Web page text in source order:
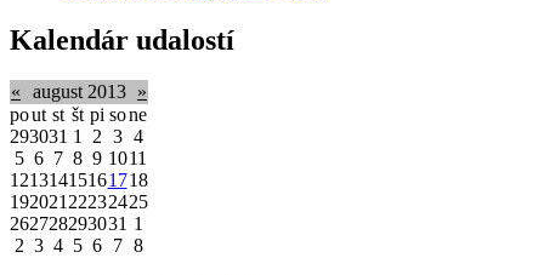
Kalendár udalostí
« august 2013 »
pout st št pi sone
293031 1 2 3 4
5 6 7 8 9 1011
12131415161718
19202122232425
262728293031 1
2 3 4 5 6 7 8